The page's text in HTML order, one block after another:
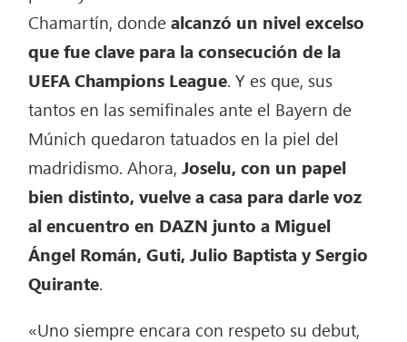
Chamartín, dondealcanzó un nivel excelso
que fue clave para la consecución de la
UEFA Champions League. Y es que, sus
tantos en las semifinales ante el Bayern de
Múnich quedaron tatuados en la piel del
madridismo. Ahora,Joselu, con un papel
bien distinto, vuelve a casa para darle voz
al encuentro en DAZN junto a Miguel
Ángel Román, Guti, Julio Baptista y Sergio
Quirante.
«Uno siempre encara con respeto su debut,